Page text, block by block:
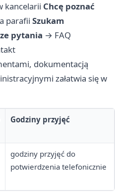
kancelarii Chcę poznać
parafii Szukam
pytania → FAQ
dokumentacją
załatwia się w
Godziny przyjęć
godziny przyjęć do
potwierdzenia telefonicznie